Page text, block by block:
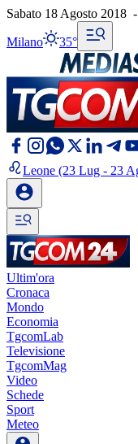
Sabato 18 Agosto 2018 -
Milano 35°
Leone (23 Lug - 23
Ultim'ora
Cronaca
Mondo
Economia
TgcomLab
Televisione
TgcomMag
Video
Schede
Sport
Meteo